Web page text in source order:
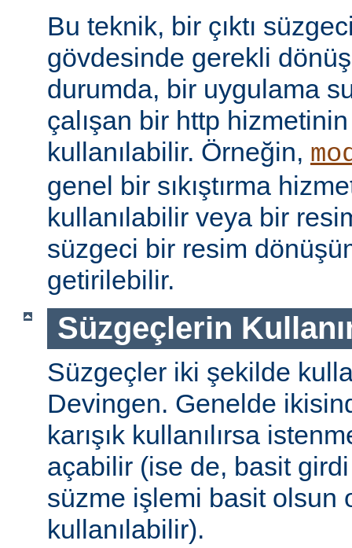
Bu teknik, bir çıktı
gövdesinde gerekli
durumda, bir uygulama
çalışan bir http
kullanılabilir. Örneğin,
genel bir sıkıştırma
kullanılabilir veya bir
süzgeci bir resim
getirilebilir.
Süzgeçlerin
Süzgeçler iki şekilde
Devingen. Genelde
karışık kullanılırsa
açabilir (ise de, basit girdi
süzme işlemi basit olsun
kullanılabilir).